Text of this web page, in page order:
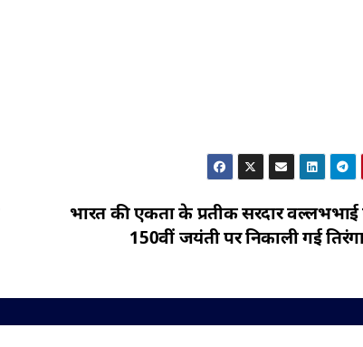
भारत की एकता के प्रतीक सरदार
150वीं जयंती पर निकाली गई तिरंगा